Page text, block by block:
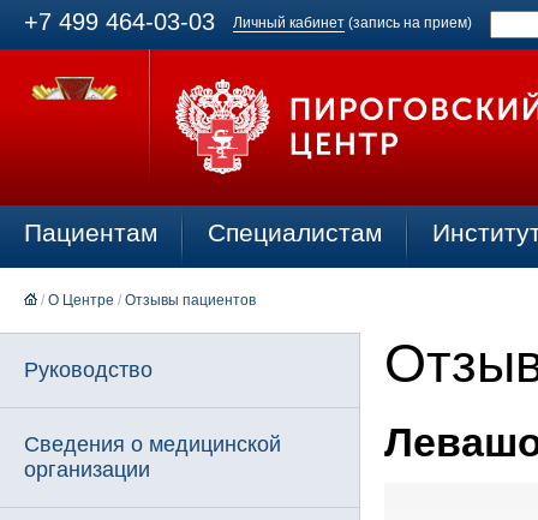
+7 499 464-03-03 Личный кабинет (запись на прием)
Пациентам Специалистам
/ О Центре / Отзывы пациентов
Руководство
Сведения о медицинской
организации